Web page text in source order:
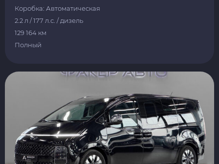
Коробка: Автоматическая
2.2 л / 177 л.с. / дизель
129 164 км
Полный